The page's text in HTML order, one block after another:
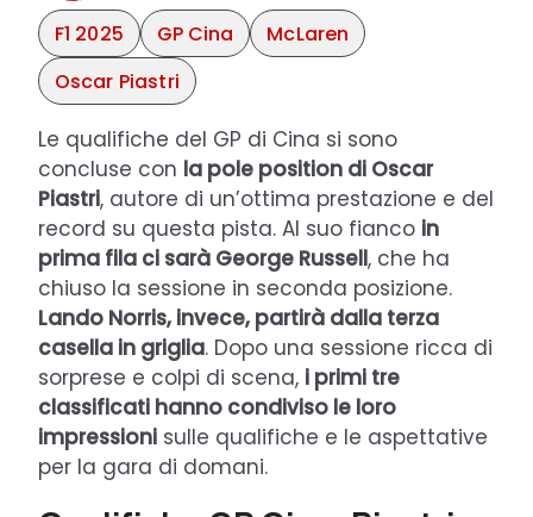
F1 2025
GP Cina
McLaren
Oscar Piastri
Le qualifiche del GP di Cina si sono
concluse con la pole position di Oscar
Piastri, autore di un’ottima prestazione e del
record su questa pista. Al suo fianco in
prima fila ci sarà George Russell, che ha
chiuso la sessione in seconda posizione.
Lando Norris, invece, partirà dalla terza
casella in griglia. Dopo una sessione ricca di
sorprese e colpi di scena, i primi tre
classificati hanno condiviso le loro
impressioni sulle qualifiche e le aspettative
per la gara di domani.